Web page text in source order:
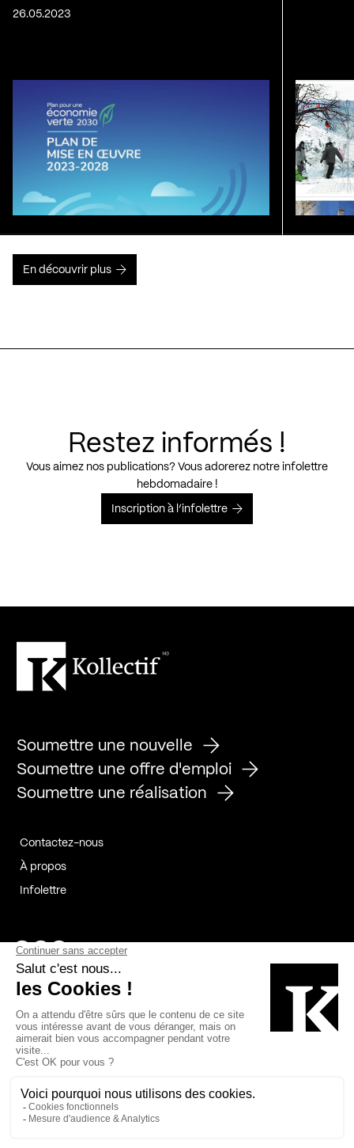
26.05.2023
En découvrir plus
Restez informés !
Vous aimez nos publications? Vous adorerez notre infolettre
hebdomadaire !
Inscription à l’infolettre
Soumettre une nouvelle
Soumettre une offre d'emploi
Soumettre une réalisation
Contactez-nous
À propos
Infolettre
Page Facebook de Kollectif
Page Instagram de Kollectif
Page Linkedin de Kollectif
Bâtiment-Durable-Québec-1
Esquisses-1
MP-1 v2com-1